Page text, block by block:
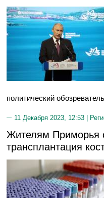
политический
11 Декабря 2023, 12:53 |
Жителям Приморья
трансплантация